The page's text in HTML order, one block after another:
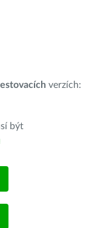
verzích:
být